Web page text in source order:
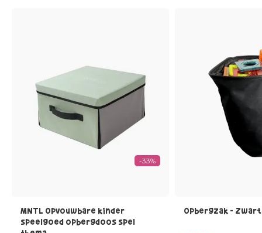
-33%
MNTL Opvouwbare kinder
speelgoed opbergdoos spel
Opbergzak - Zwart